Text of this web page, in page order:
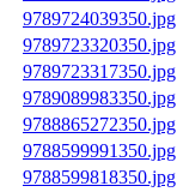
9789724039350.jpg
9789723320350.jpg
9789723317350.jpg
9789089983350.jpg
9788865272350.jpg
9788599991350.jpg
9788599818350.jpg